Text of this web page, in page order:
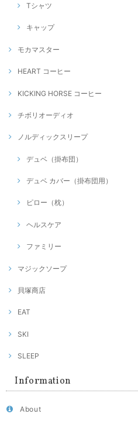
Tシャツ
キャップ
モカマスター
HEART コーヒー
KICKING HORSE コーヒー
チボリオーディオ
ノルディックスリープ
デュベ（掛布団）
デュベ カバー（掛布団用）
ピロー（枕）
ヘルスケア
ファミリー
マジックソープ
貝塚商店
EAT
SKI
SLEEP
Information
About